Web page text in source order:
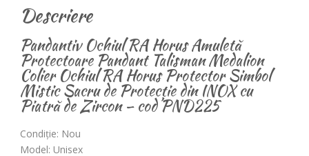
Descriere
Pandantiv Ochiul RA Horus Amuletă
Protectoare Pandant Talisman Medalion
Colier Ochiul RA Horus Protector Simbol
Mistic Sacru de Protecție din INOX cu
Piatră de Zircon – cod PND225
Condiție: Nou
Model: Unisex